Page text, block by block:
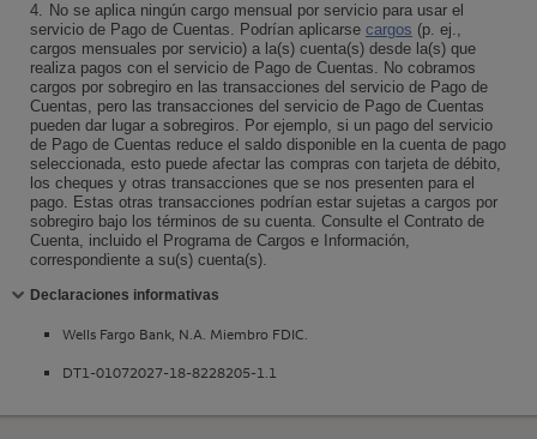
4. No se aplica ningún cargo mensual por servicio para usar el
servicio de Pago de Cuentas. Podrían aplicarse cargos (p. ej.,
cargos mensuales por servicio) a la(s) cuenta(s) desde la(s) que
realiza pagos con el servicio de Pago de Cuentas. No cobramos
cargos por sobregiro en las transacciones del servicio de Pago de
Cuentas, pero las transacciones del servicio de Pago de Cuentas
pueden dar lugar a sobregiros. Por ejemplo, si un pago del servicio
de Pago de Cuentas reduce el saldo disponible en la cuenta de pago
seleccionada, esto puede afectar las compras con tarjeta de débito,
los cheques y otras transacciones que se nos presenten para el
pago. Estas otras transacciones podrían estar sujetas a cargos por
sobregiro bajo los términos de su cuenta. Consulte el Contrato de
Cuenta, incluido el Programa de Cargos e Información,
correspondiente a su(s) cuenta(s).
Declaraciones informativas
Wells Fargo Bank, N.A. Miembro FDIC.
DT1-01072027-18-8228205-1.1